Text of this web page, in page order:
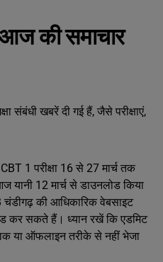
की समाचार
संबंधी खबरें दी गई हैं, जैसे परीक्षाएं,
1 परीक्षा 16 से 27 मार्च तक
यानी 12 मार्च से डाउनलोड किया
की आधिकारिक वेबसाइट
कर सकते हैं। ध्यान रखें कि एडमिट
या ऑफलाइन तरीके से नहीं भेजा